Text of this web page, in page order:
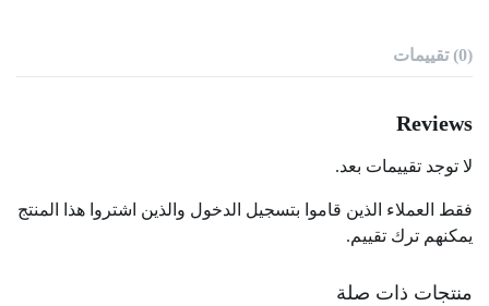
(0) تقييمات
Reviews
لا توجد تقييمات بعد.
فقط العملاء الذين قاموا بتسجيل الدخول والذين اشتروا هذا المنتج
يمكنهم ترك تقييم.
منتجات ذات صلة